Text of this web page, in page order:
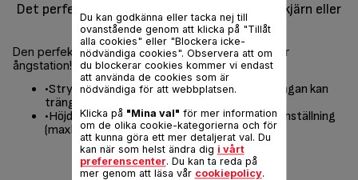
Det perfekta komplementet till ditt ångstrykjärn eller
ångstation!
Den perfekta följeslagaren till ditt ångstrykjärn eller
ångstation!
•Strykytan är tillverkad i mesh, som gör att ångan kan
tränga igenom
•Höjden kan enkel justeras och har en steglös inställning
(maxhöjd 93 cm)
Dela Skicka
Du kan godkänna eller tacka nej till
ovanstående genom att klicka på "Tillåt
alla cookies" eller "Blockera icke-
nödvändiga cookies". Observera att om
du blockerar cookies kommer vi endast
att använda de cookies som är
nödvändiga för att webbplatsen.
Klicka på "Mina val" för mer information
om de olika cookie-kategorierna och för
att kunna göra ett mer detaljerat val. Du
kan när som helst ändra dig i vårt
preferenscenter. Du kan ta reda på
mer genom att läsa vår cookiepolicy.